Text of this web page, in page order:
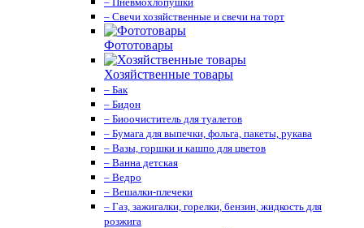
– Свечи хозяйственные и свечи на торт
Фототовары
Хозяйственные товары
– Бак
– Бидон
– Биоочиститель для туалетов
– Бумага для выпечки, фольга, пакеты, рукава
– Вазы, горшки и кашпо для цветов
– Ванна детская
– Ведро
– Вешалки-плечеки
– Газ, зажигалки, горелки, бензин, жидкость для
розжига